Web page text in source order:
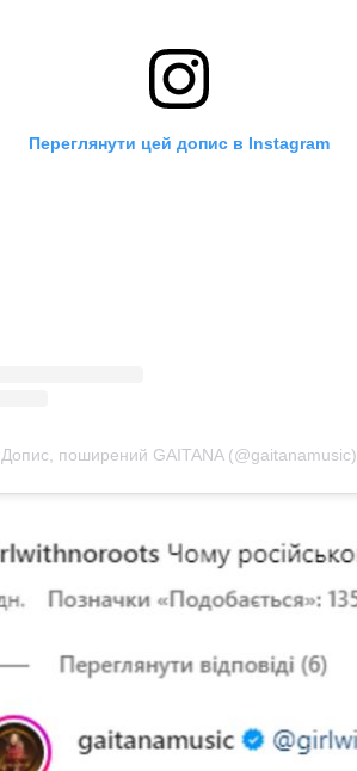
Переглянути цей допис в Instagram
Допис, поширений GAITANA (@gaitanamusic)